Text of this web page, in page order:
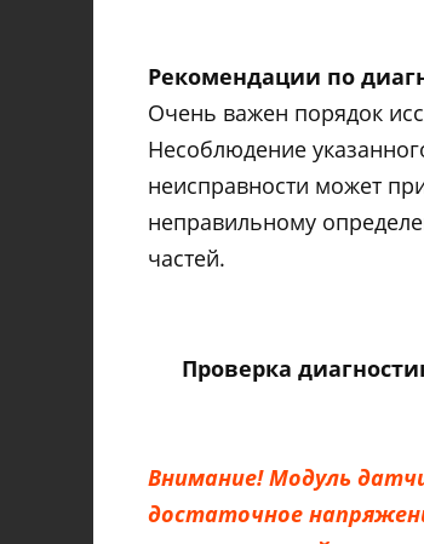
Рекомендации по
Очень важен порядок
Несоблюдение
неисправности может
неправильному
частей.
Проверка
Внимание! Модуль
достаточное